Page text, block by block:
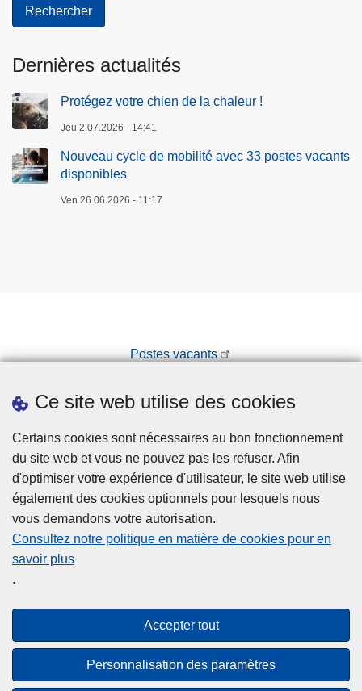
Ce site web utilise des cookies
Certains cookies sont nécessaires au bon fonctionnement
du site web et vous ne pouvez pas les refuser. Afin
d'optimiser votre expérience d'utilisateur, le site web utilise
également des cookies optionnels pour lesquels nous
vous demandons votre autorisation.
Consultez notre politique en matière de cookies pour en
savoir plus
.
Accepter tout
Personnalisation des paramètres
Dernières actualités
Protégez votre chien de la chaleur !
Jeu 2.07.2026 - 14:41
Nouveau cycle de mobilité avec 33 postes vacants
disponibles
Ven 26.06.2026 - 11:17
Postes vacants
Téléchargements
Presse
Accessibilité
© 2026 Police.be